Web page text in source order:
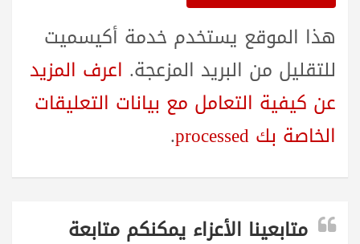
هذا الموقع يستخدم خدمة أكيسميت
للتقليل من البريد المزعجة. اعرف المزيد
عن كيفية التعامل مع بيانات التعليقات
الخاصة بك processed
.
متابعينا الأعزاء يمكنكم متابعة